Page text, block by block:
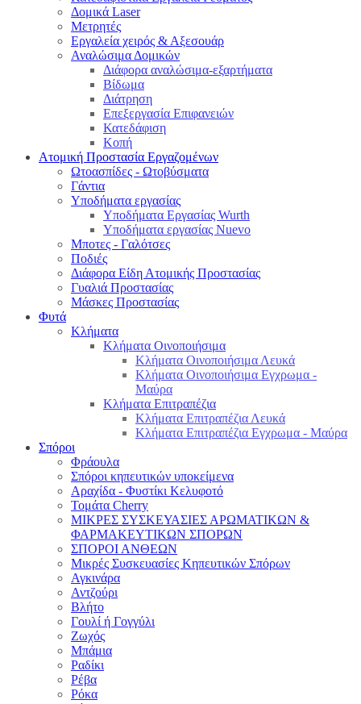
Δομικά Laser
Μετρητές
Εργαλεία χειρός & Αξεσουάρ
Αναλώσιμα Δομικών
Διάφορα αναλώσιμα-εξαρτήματα
Βίδωμα
Διάτρηση
Επεξεργασία Επιφανειών
Κατεδάφιση
Κοπή
Ατομική Προστασία Εργαζομένων
Ωτοασπίδες - Ωτοβύσματα
Γάντια
Υποδήματα εργασίας
Υποδήματα Εργασίας Wurth
Υποδήματα εργασίας Nuevo
Μποτες - Γαλότσες
Ποδιές
Διάφορα Είδη Ατομικής Προστασίας
Γυαλιά Προστασίας
Μάσκες Προστασίας
Φυτά
Κλήματα
Κλήματα Οινοποιήσιμα
Κλήματα Οινοποιήσιμα Λευκά
Κλήματα Οινοποιήσιμα Εγχρωμα -
Μαύρα
Κλήματα Επιτραπέζια
Κλήματα Επιτραπέζια Λευκά
Κλήματα Επιτραπέζια Εγχρωμα - Μαύρα
Σπόροι
Φράουλα
Σπόροι κηπευτικών υποκείμενα
Αραχίδα - Φυστίκι Κελυφοτό
Τομάτα Cherry
ΜΙΚΡΕΣ ΣΥΣΚΕΥΑΣΙΕΣ ΑΡΩΜΑΤΙΚΩΝ &
ΦΑΡΜΑΚΕΥΤΙΚΩΝ ΣΠΟΡΩΝ
ΣΠΟΡΟΙ ΑΝΘΕΩΝ
Μικρές Συσκευασίες Κηπευτικών Σπόρων
Αγκινάρα
Αντζούρι
Βλήτο
Γουλί ή Γογγύλι
Ζωχός
Μπάμια
Ραδίκι
Ρέβα
Ρόκα